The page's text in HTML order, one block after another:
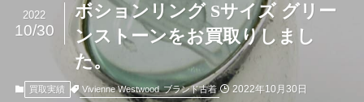
ボションリング Sサイズ グリー
ンストーンをお買取りしまし
た。
2022
10/30
買取実績 Vivienne Westwood ブランド古着 2022年10月30日